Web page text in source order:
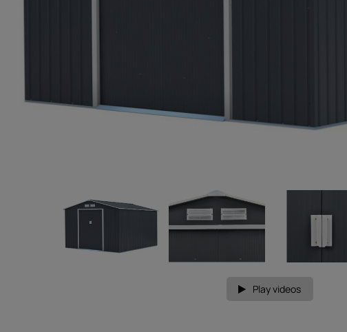
Play videos